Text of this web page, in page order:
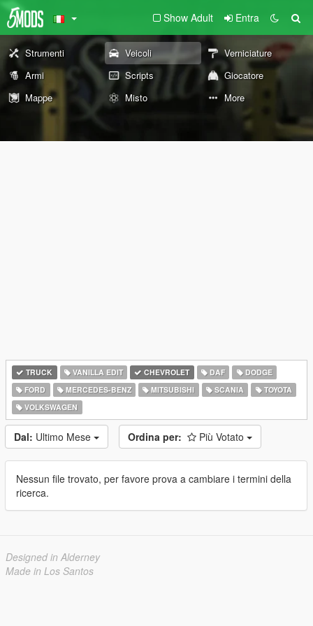
Show Adult Entra
Strumenti Veicoli
Verniciature
Armi
Scripts
Giocatore
Mappe
Misto More
TRUCK VANILLA EDIT CHEVROLET DAF
DODGE
FORD
MERCEDES-BENZ MITSUBISHI SCANIA
TOYOTA
VOLKSWAGEN
Dal: Ultimo Mese Ordina per: Più Votato
Nessun file trovato, per favore prova a cambiare i termini della
ricerca.
Designed in Alderney
Made in Los Santos